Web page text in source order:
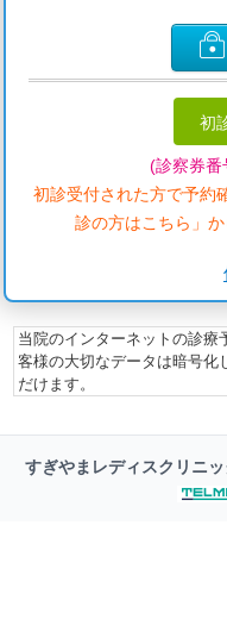
初
(診察券番
初診受付された方で予約
診の方はこちら」
当院のインターネットの診療
客様の大切なデータは暗号化
だけます。
すぎやまレディスクリニッ